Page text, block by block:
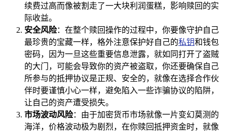
续费过高而像被割走了一大块利润蛋糕，影响赎回的实
际收益。
安全风险：在整个赎回操作的过程中，你要像守护自己
最珍贵的宝藏一样，格外注意保护好自己的私钥和钱包
密码，因为一旦这些重要信息泄露，就如同打开了盗贼
的大门，可能会导致你的资产被盗取，你还要确保自己
所参与的抵押协议是正规、安全的，就像在选择合作伙
伴时要谨慎小心一样，避免陷入一些诈骗协议的陷阱，
让自己的资产遭受损失。
市场波动风险：由于加密货币市场就像一片变幻莫测的
海洋，价格波动极为剧烈，在你赎回抵押资金时，就像